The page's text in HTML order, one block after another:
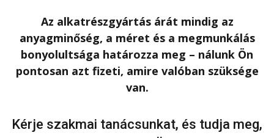
Az alkatrészgyártás árát mindig az
anyagminőség, a méret és a megmunkálás
bonyolultsága határozza meg – nálunk Ön
pontosan azt fizeti, amire valóban szüksége
van.
Kérje szakmai tanácsunkat, és tudja meg,